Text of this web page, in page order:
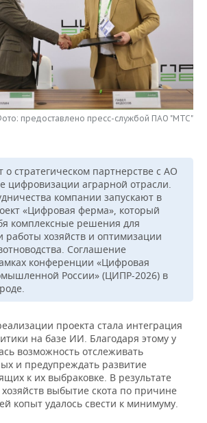
СПОРТА
предоставлено пресс-службой ПАО "МТС"
стратегическом партнерстве с АО
цифровизации аграрной отрасли.
компании запускают в
«Цифровая ферма», который
комплексные решения для
работы хозяйств и оптимизации
Соглашение
конференции «Цифровая
России» (ЦИПР-2026) в
проекта стала интеграция
на базе ИИ. Благодаря этому у
возможность отслеживать
и предупреждать развитие
к их выбраковке. В результате
выбытие скота по причине
копыт удалось свести к минимуму.